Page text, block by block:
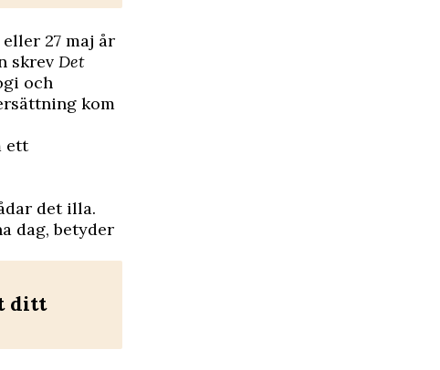
27 maj år
skrev Det
och
kom
ett
det illa.
dag, betyder
ditt